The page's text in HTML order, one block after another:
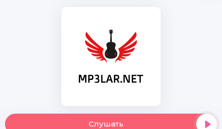
Слушать